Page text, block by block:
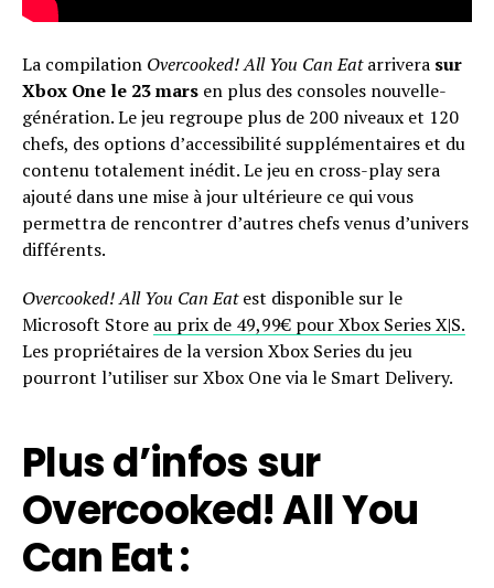
La compilation Overcooked! All You Can Eatarrivera sur
Xbox One le 23 mars en plus des consoles nouvelle-
génération. Le jeu regroupe plus de 200 niveaux et 120
chefs, des options d’accessibilité supplémentaires et du
contenu totalement inédit. Le jeu en cross-play sera
ajouté dans une mise à jour ultérieure ce qui vous
permettra de rencontrer d’autres chefs venus d’univers
différents.
Overcooked! All You Can Eatest disponible sur le
Microsoft Store au prix de 49,99€ pour Xbox Series X|S.
Les propriétaires de la version Xbox Series du jeu
pourront l’utiliser sur Xbox One via le Smart Delivery.
Plus d’infos sur
Overcooked! All You
Can Eat :